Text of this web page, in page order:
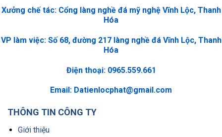
Xưởng chế tác: Cổng làng nghề đá mỹ nghệ Vĩnh Lộc, Thanh
Hóa
VP làm việc: Số 68, đường 217 làng nghề đá Vĩnh Lộc, Thanh
Hóa
Điện thoại: 0965.559.661
Email: Datienlocphat@gmail.com
THÔNG TIN CÔNG TY
Giới thiệu